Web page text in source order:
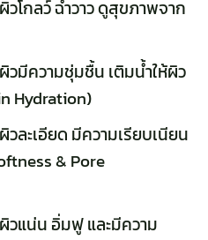
วโกลว์ ฉ่ำวาว ดูสุขภาพจาก
วมีความชุ่มชื้น เติมน้ำให้ผิว
Hydration)
ละเอียด มีความเรียบเนียน
& Pore
วแน่น อิ่มฟู และมีความ